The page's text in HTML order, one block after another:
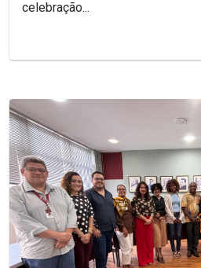
celebração...